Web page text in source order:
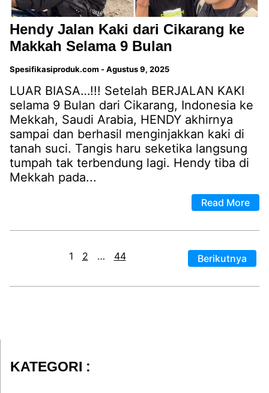
Hendy Jalan Kaki dari Cikarang ke
Makkah Selama 9 Bulan
Spesifikasiproduk.com -Agustus 9, 2025
LUAR BIASA…!!! Setelah BERJALAN KAKI
selama 9 Bulan dari Cikarang, Indonesia ke
Mekkah, Saudi Arabia, HENDY akhirnya
sampai dan berhasil menginjakkan kaki di
tanah suci. Tangis haru seketika langsung
tumpah tak terbendung lagi. Hendy tiba di
Mekkah pada...
Read More
1 2 … 44 Berikutnya
KATEGORI :